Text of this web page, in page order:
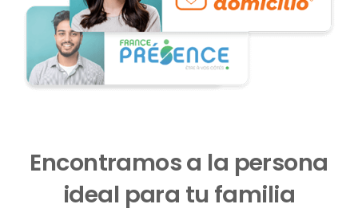
Encontramos a la persona
ideal para tu familia